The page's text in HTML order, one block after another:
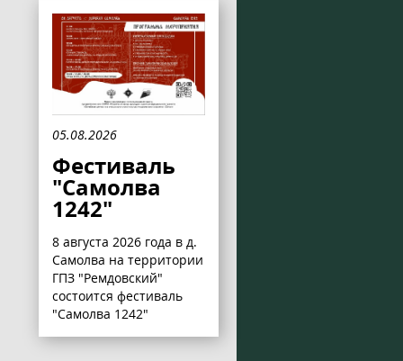
05.08.2026
Фестиваль
"Самолва
1242"
8 августа 2026 года в д.
Самолва на территории
ГПЗ "Ремдовский"
состоится фестиваль
"Самолва 1242"